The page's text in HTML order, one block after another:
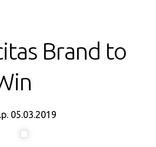
Brand to
05.03.2019